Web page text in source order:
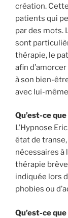
création.
patients qui
par des mots.
sont
thérapie, le
afin
à son bien-
avec lui-
Qu’est-ce que
L’Hypnose
état de
nécessaires à
thérapie
indiquée lors
phobies ou
Qu’est-ce